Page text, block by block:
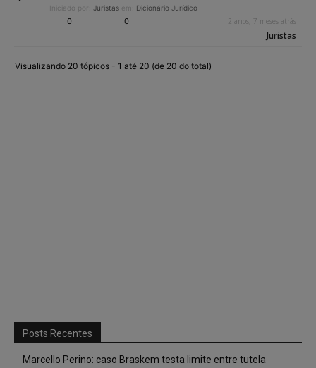
Iniciado por: Juristas em: Dicionário Jurídico
0 0 2 anos, 7 meses atrás
Juristas
Visualizando 20 tópicos - 1 até 20 (de 20 do total)
Posts Recentes
Marcello Perino: caso Braskem testa limite entre tutela